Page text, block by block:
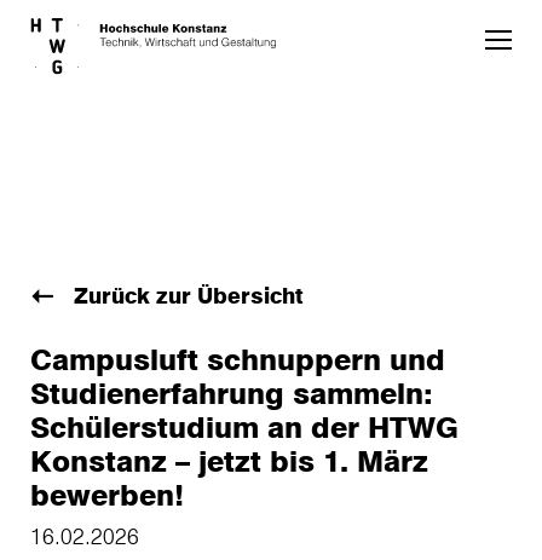
Skip to main content
Zurück zur Übersicht
Campusluft schnuppern und
Studienerfahrung sammeln:
Schülerstudium an der HTWG
Konstanz – jetzt bis 1. März
bewerben!
16.02.2026